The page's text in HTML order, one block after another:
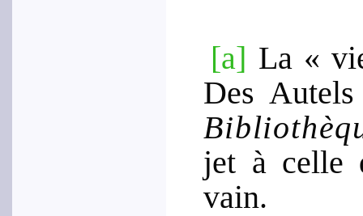
[a] La «
Des
jet à celle
vain.